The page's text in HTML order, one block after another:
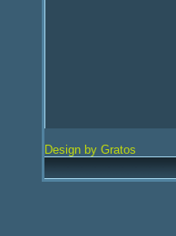
Design by Gratos